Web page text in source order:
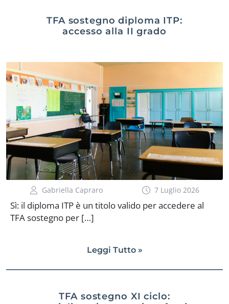
TFA sostegno diploma ITP:
accesso alla II grado
Gabriella Capraro 7 Luglio 2026
Sì: il diploma ITP è un titolo valido per accedere al
TFA sostegno per […]
Leggi Tutto »
TFA sostegno XI ciclo: